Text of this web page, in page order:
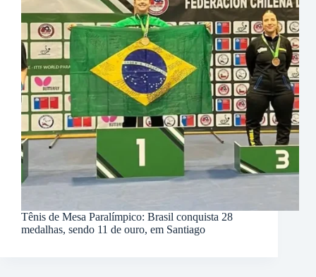
Tênis de Mesa Paralímpico: Brasil conquista 28
medalhas, sendo 11 de ouro, em Santiago